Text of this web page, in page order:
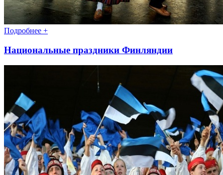
Подробнее +
Национальные праздники Финляндии